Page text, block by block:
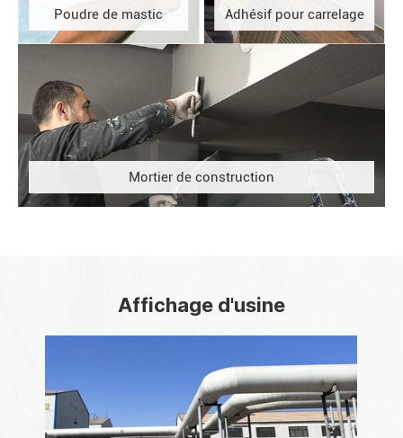
Poudre de mastic Adhésif pour carrelage
Mortier de construction
Affichage d'usine